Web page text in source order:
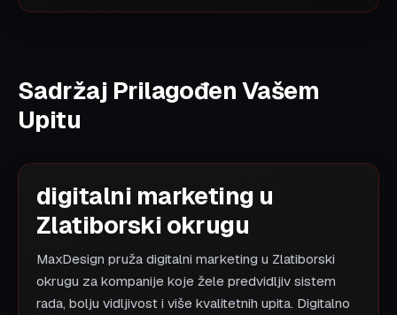
Sadržaj Prilagođen Vašem
Upitu
digitalni marketing u
Zlatiborski okrugu
MaxDesign pruža digitalni marketing u Zlatiborski
okrugu za kompanije koje žele predvidljiv sistem
rada, bolju vidljivost i više kvalitetnih upita. Digitalno